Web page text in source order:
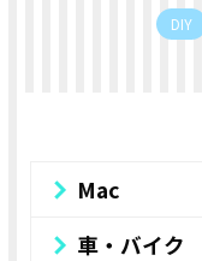
DIY
Mac
車・バイク